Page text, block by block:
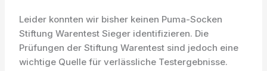
Leider konnten wir bisher keinen Puma-Socken
Stiftung Warentest Sieger identifizieren. Die
Prüfungen der Stiftung Warentest sind jedoch eine
wichtige Quelle für verlässliche Testergebnisse.